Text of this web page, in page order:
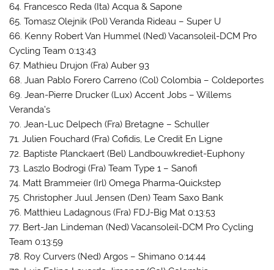
64. Francesco Reda (Ita) Acqua & Sapone
65. Tomasz Olejnik (Pol) Veranda Rideau – Super U
66. Kenny Robert Van Hummel (Ned) Vacansoleil-DCM Pro
Cycling Team 0:13:43
67. Mathieu Drujon (Fra) Auber 93
68. Juan Pablo Forero Carreno (Col) Colombia – Coldeportes
69. Jean-Pierre Drucker (Lux) Accent Jobs – Willems
Veranda’s
70. Jean-Luc Delpech (Fra) Bretagne – Schuller
71. Julien Fouchard (Fra) Cofidis, Le Credit En Ligne
72. Baptiste Planckaert (Bel) Landbouwkrediet-Euphony
73. Laszlo Bodrogi (Fra) Team Type 1 – Sanofi
74. Matt Brammeier (Irl) Omega Pharma-Quickstep
75. Christopher Juul Jensen (Den) Team Saxo Bank
76. Matthieu Ladagnous (Fra) FDJ-Big Mat 0:13:53
77. Bert-Jan Lindeman (Ned) Vacansoleil-DCM Pro Cycling
Team 0:13:59
78. Roy Curvers (Ned) Argos – Shimano 0:14:44